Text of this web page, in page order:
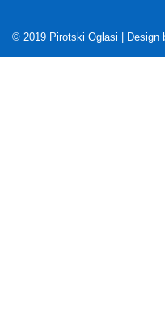
© 2019 Pirotski Oglasi | Design